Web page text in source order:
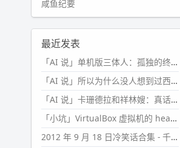
咸鱼纪要
最近发表
「AI 说」单机版三体人：孤独的终极形态
「AI 说」所以为什么没人想到过西西弗斯的膝盖状态？
「AI 说」卡珊德拉和祥林嫂：真话者的悲剧
「小坑」VirtualBox 虚拟机的 headless 启动方式
2012 年 9 月 18 日冷笑话合集 - 千万别惹女人